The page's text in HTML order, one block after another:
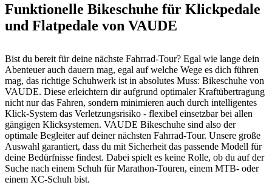
Funktionelle Bikeschuhe für Klickpedale
und Flatpedale von VAUDE
Bist du bereit für deine nächste Fahrrad-Tour? Egal wie lange dein
Abenteuer auch dauern mag, egal auf welche Wege es dich führen
mag, das richtige Schuhwerk ist in absolutes Muss: Bikeschuhe von
VAUDE. Diese erleichtern dir aufgrund optimaler Kraftübertragung
nicht nur das Fahren, sondern minimieren auch durch intelligentes
Klick-System das Verletzungsrisiko - flexibel einsetzbar bei allen
gängigen Klicksystemen. VAUDE Bikeschuhe sind also der
optimale Begleiter auf deiner nächsten Fahrrad-Tour. Unsere große
Auswahl garantiert, dass du mit Sicherheit das passende Modell für
deine Bedürfnisse findest. Dabei spielt es keine Rolle, ob du auf der
Suche nach einem Schuh für Marathon-Touren, einem MTB- oder
einem XC-Schuh bist.